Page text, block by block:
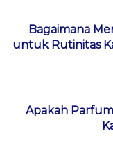
Bagaimana
untuk Rutinitas
Apakah